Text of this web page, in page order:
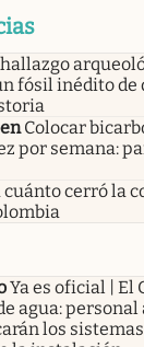
fósil inédito de
Colocar
por semana:
cuánto cerró la
Ya es oficial | El
agua:
los